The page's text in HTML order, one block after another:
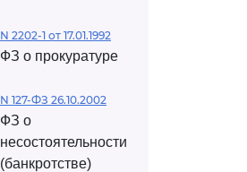
N 2202-1 от 17.01.1992
ФЗ о прокуратуре
N 127-ФЗ 26.10.2002
ФЗ о
несостоятельности
(банкротстве)